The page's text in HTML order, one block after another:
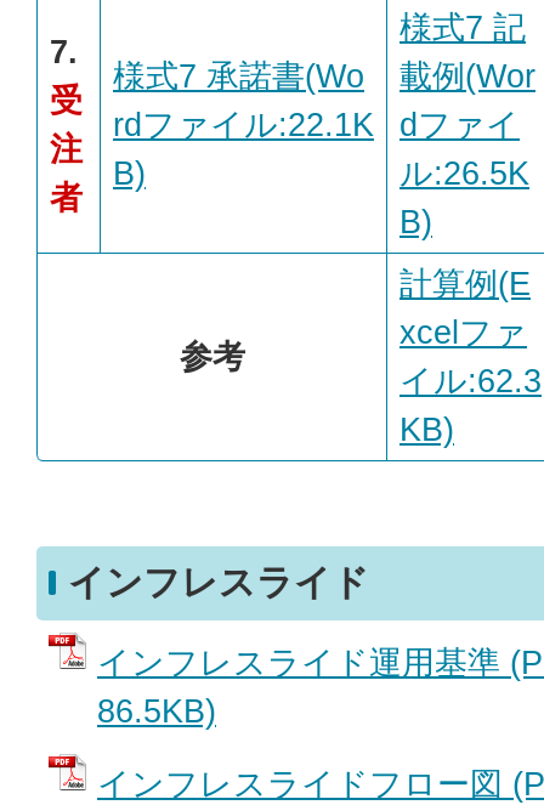
7.
受
注
者
様式7 承諾書(Wo
rdファイル:22.1K
B)
様式7 記
載例(Wor
dファイ
ル:26.5K
B)
参考
計算例(E
xcelファ
イル:62.3
KB)
インフレスライド
インフレスライド運用基準
86.5KB)
インフレスライドフロー図